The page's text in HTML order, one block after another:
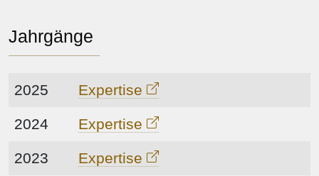
Jahrgänge
2025 Expertise
2024 Expertise
2023 Expertise